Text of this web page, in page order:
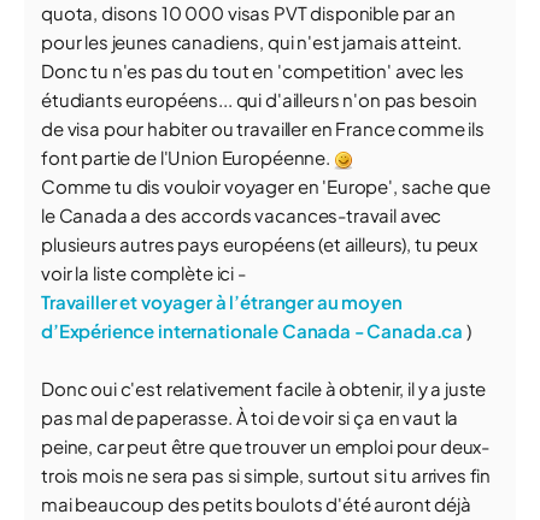
quota, disons 10 000 visas PVT disponible par an
pour les jeunes canadiens, qui n'est jamais atteint.
Donc tu n'es pas du tout en 'competition' avec les
étudiants européens... qui d'ailleurs n'on pas besoin
de visa pour habiter ou travailler en France comme ils
font partie de l'Union Européenne.
Comme tu dis vouloir voyager en 'Europe', sache que
le Canada a des accords vacances-travail avec
plusieurs autres pays européens (et ailleurs), tu peux
voir la liste complète ici -
Travailler et voyager à l’étranger au moyen
d’Expérience internationale Canada - Canada.ca )
Donc oui c'est relativement facile à obtenir, il y a juste
pas mal de paperasse. À toi de voir si ça en vaut la
peine, car peut être que trouver un emploi pour deux-
trois mois ne sera pas si simple, surtout si tu arrives fin
mai beaucoup des petits boulots d'été auront déjà